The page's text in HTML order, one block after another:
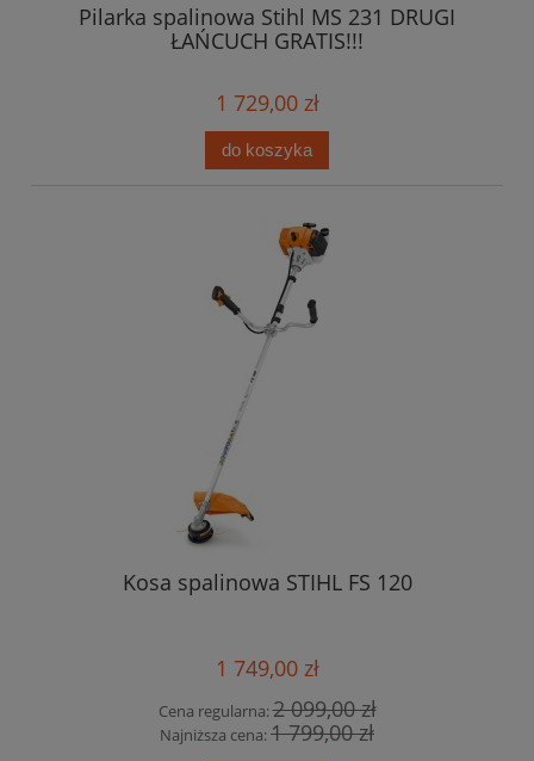
Pilarka spalinowa Stihl MS 231 DRUGI
ŁAŃCUCH GRATIS!!!
1 729,00 zł
do koszyka
Kosa spalinowa STIHL FS 120
1 749,00 zł
Cena regularna:2 099,00 zł
Najniższa cena:1 799,00 zł